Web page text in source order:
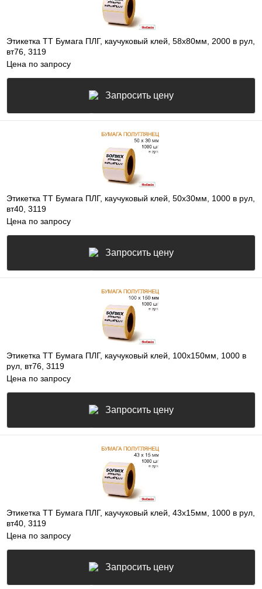
Этикетка ТТ Бумага ПЛГ, каучуковый клей, 58х80мм, 2000 в рул,
вт76, 3119
Цена по запросу
Запросить цену
Этикетка ТТ Бумага ПЛГ, каучуковый клей, 50х30мм, 1000 в рул,
вт40, 3119
Цена по запросу
Запросить цену
Этикетка ТТ Бумага ПЛГ, каучуковый клей, 100х150мм, 1000 в
рул, вт76, 3119
Цена по запросу
Запросить цену
Этикетка ТТ Бумага ПЛГ, каучуковый клей, 43х15мм, 1000 в рул,
вт40, 3119
Цена по запросу
Запросить цену